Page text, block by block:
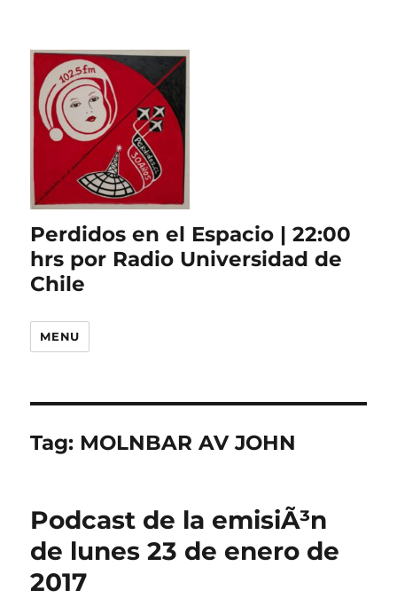
Perdidos en el Espacio | 22:00
hrs por Radio Universidad de
Chile
MENU
Tag: MOLNBAR AV JOHN
Podcast de la emisiÃ³n
de lunes 23 de enero de
2017